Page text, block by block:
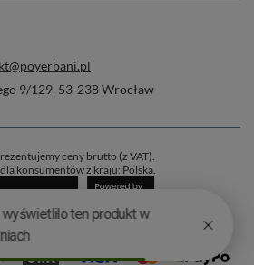
herbaty z całego
Mary Rose
Assam– znana ze swojej
herbata Yunnan
9/129, 53-238Wrocław
ceny brutto (z VAT).
konsumentów z kraju: Polska.